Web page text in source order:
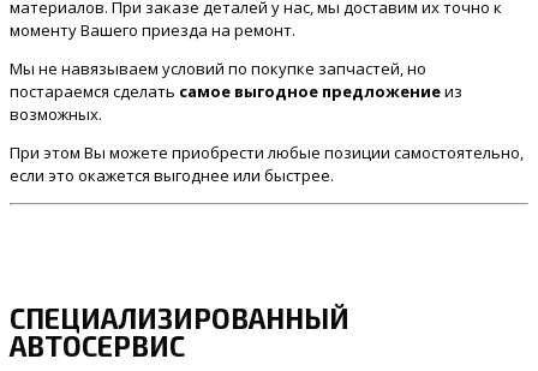
материалов. При заказе деталей у нас, мы доставим их точно к
моменту Вашего приезда на ремонт.
Мы не навязываем условий по покупке запчастей, но
постараемся сделать самое выгодное предложениеиз
возможных.
При этом Вы можете приобрести любые позиции самостоятельно,
если это окажется выгоднее или быстрее.
СПЕЦИАЛИЗИРОВАННЫЙ
АВТОСЕРВИС